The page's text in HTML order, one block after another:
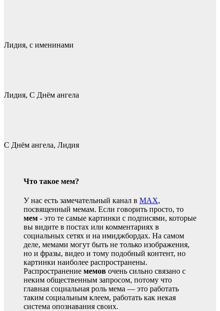
Лидия, с именинами
Лидия, С Днём ангела
С Днём ангела, Лидия
Что такое мем?
У нас есть замечательный канал в MAX,
посвященный мемам. Если говорить просто, то
мем - это те самые картинки с подписями, которые
вы видите в постах или комментариях в
социальных сетях и на имиджбордах. На самом
деле, мемами могут быть не только изображения,
но и фразы, видео и тому подобный контент, но
картинки наиболее распространены.
Распространение мемов очень сильно связано с
неким общественным запросом, потому что
главная социальная роль мема — это работать
таким социальным клеем, работать как некая
система опознавания своих.